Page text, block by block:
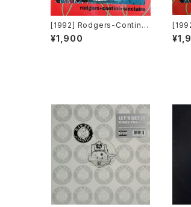
[1992] Rodgers-Contini-
Sinclaire – Black Jack Fe
ver [Double Rec.]
¥1,900
ver